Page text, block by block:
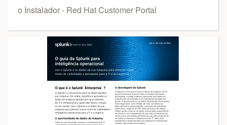
o Instalador - Red Hat Customer Portal